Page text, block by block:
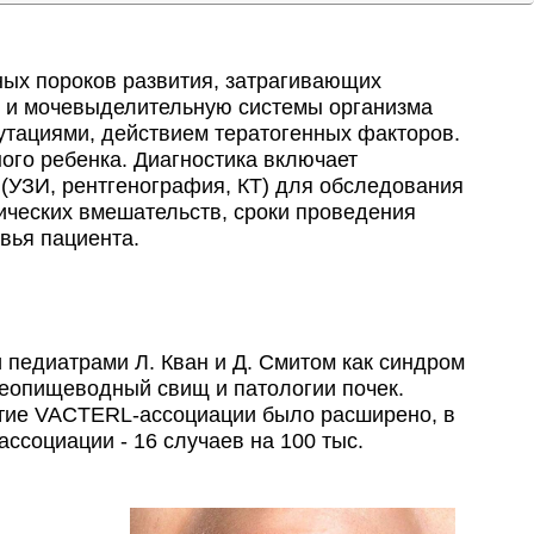
пороков развития, затрагивающих
мочевыделительную системы организма
действием тератогенных факторов.
ребенка. Диагностика включает
рентгенография, КТ) для обследования
вмешательств, сроки проведения
пациента.
Л. Кван и Д. Смитом как синдром
свищ и патологии почек.
VACTERL-ассоциации было расширено, в
- 16 случаев на 100 тыс.